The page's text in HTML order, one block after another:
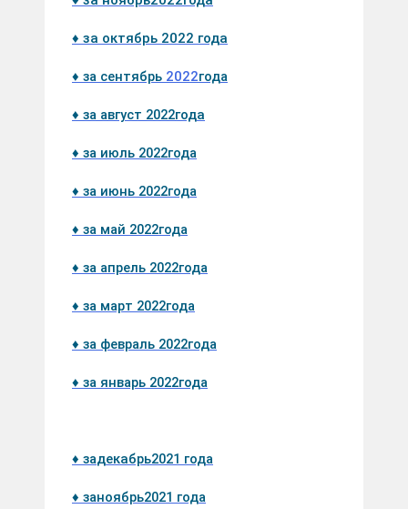
♦ за октябрь 2022 года
♦ за сентябрь 2022года
♦ за август 2022года
♦ за июль 2022года
♦ за июнь 2022года
♦ за май 2022года
♦ за апрель 2022года
♦ за март 2022года
♦ за февраль 2022года
♦ за январь 2022года
♦ задекабрь2021 года
♦ заноябрь2021 года